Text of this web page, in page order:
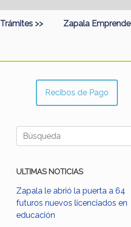
Trámites >> Zapala Emprende
Recibos de Pago
Buscar:
ULTIMAS NOTICIAS
Zapala le abrió la puerta a 64
futuros nuevos licenciados en
educación